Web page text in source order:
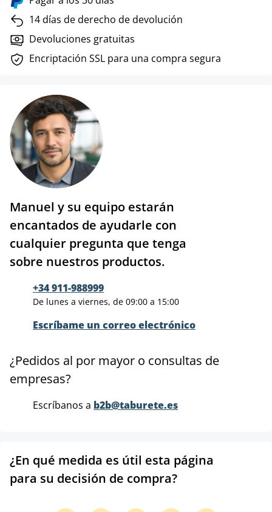
14 días de derecho de devolución
Devoluciones gratuitas
Encriptación SSL para una compra segura
Manuel y su equipo estarán
encantados de ayudarle con
cualquier pregunta que tenga
sobre nuestros productos.
+34 911-988999
De lunes a viernes, de 09:00 a 15:00
Escríbame un correo electrónico
¿Pedidos al por mayor o consultas de
empresas?
Escríbanos a b2b@taburete.es
¿En qué medida es útil esta página
para su decisión de compra?